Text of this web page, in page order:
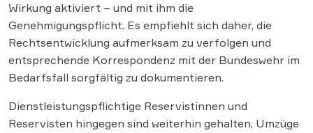
Wirkung aktiviert – und mit ihm die
Genehmigungspflicht. Es empfiehlt sich daher, die
Rechtsentwicklung aufmerksam zu verfolgen und
entsprechende Korrespondenz mit der Bundeswehr im
Bedarfsfall sorgfältig zu dokumentieren.
Dienstleistungspflichtige Reservistinnen und
Reservisten hingegen sind weiterhin gehalten, Umzüge